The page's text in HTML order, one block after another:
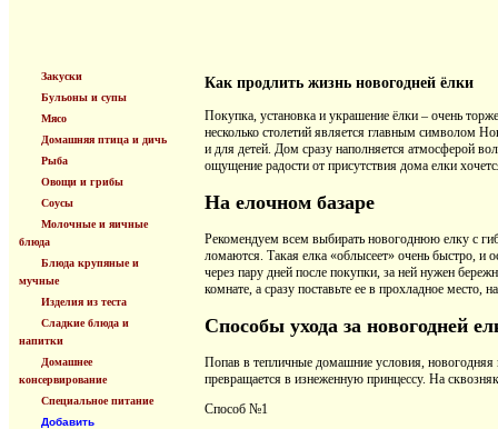
Закуски
Бульоны и супы
Мясо
Домашняя птица и дичь
Рыба
Овощи и грибы
Соусы
Молочные и яичные
блюда
Блюда крупяные и
мучные
Изделия из теста
Сладкие блюда и
напитки
Домашнее
консервирование
Специальное питание
Добавить
Как продлить жизнь новогодней ёлки
Покупка, установка и украшение ёлки – очень
несколько столетий является главным символом
и для детей. Дом сразу наполняется атмосферой
ощущение радости от присутствия дома елки
На елочном базаре
Рекомендуем всем выбирать новогоднюю елку с
ломаются. Такая елка «облысеет» очень быстро, и
через пару дней после покупки, за ней нужен
комнате, а сразу поставьте ее в прохладное место,
Способы ухода за новогодней
Попав в тепличные домашние условия, новогодняя
превращается в изнеженную принцессу. На
Способ №1